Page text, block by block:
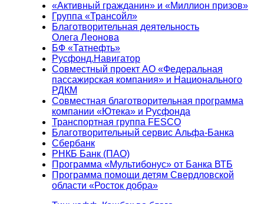
«Активный гражданин» и «Миллион призов»
Группа «Трансойл»
Благотворительная деятельность
Олега Леонова
БФ «Татнефть»
Русфонд.Навигатор
Совместный проект АО «Федеральная
пассажирская компания» и Национального
РДКМ
Совместная благотворительная программа
компании «Ютека» и Русфонда
Транспортная группа FESCO
Благотворительный сервис Альфа-Банка
Сбербанк
РНКБ Банк (ПАО)
Программа «Мультибонус» от Банка ВТБ
Программа помощи детям Свердловской
области «Росток добра»